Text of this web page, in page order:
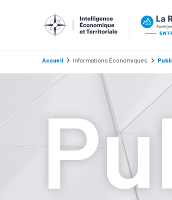
Accueil Informations Économiques